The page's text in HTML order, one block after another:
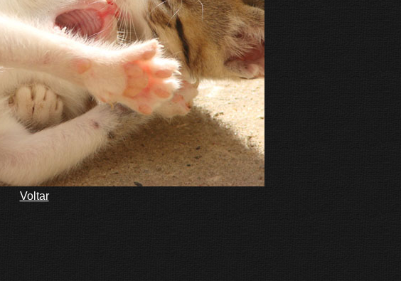
Voltar